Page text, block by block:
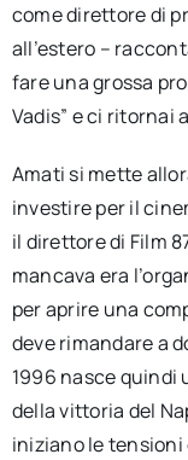
come direttore di
all’estero –
fare una grossa
Vadis” e ci ritornai
Amati si mette
investire per il
il direttore di Film
mancava era
per aprire una
deve rimandare a
1996 nasce quindi
della vittoria del
iniziano le tensioni